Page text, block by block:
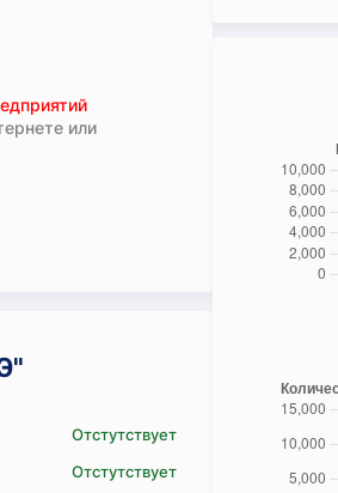
или
Отстутствует
Отстутствует